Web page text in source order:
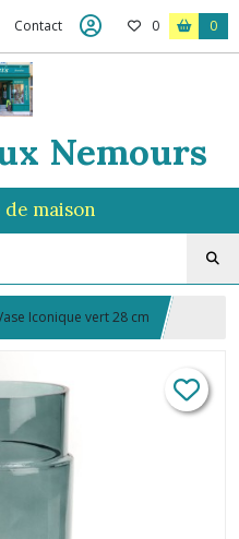
Contact 0 0
Nemours
maison
Iconique vert 28 cm